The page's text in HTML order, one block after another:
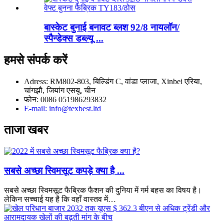
बास्केट बुनाई बनावट ब्लश 92/8 नायलॉन/
स्पैन्डेक्स डब्ल्यू ...
हमसे संपर्क करें
Adress: RM802-803, बिल्डिंग C, वांडा प्लाजा, Xinbei एरिया,
चांगझौ, जियांग एसयू, चीन
फोन: 0086 051986293832
E-mail: info@texbest.ltd
ताजा खबर
सबसे अच्छा स्विमसूट कपड़े क्या है ...
सबसे अच्छा स्विमसूट फैब्रिक फैशन की दुनिया में गर्म बहस का विषय है।
लेकिन सच्चाई यह है कि वहाँ वास्तव में…